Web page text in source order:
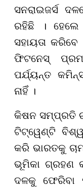
ସନରାଇଜର୍ସ
ରହିଛି ।
ସହାୟତା
ଫିଟନେସ୍
ପର୍ଯ୍ୟନ୍ତ
ନାହିଁ ।
କିଷନ ସମ୍ପ୍ରତି
ଟିଟ୍ୱେଣ୍ଟି
କରି ଭାରତକୁ
ଭୂମିକା ଗ୍ରହଣ
ଦଳକୁ